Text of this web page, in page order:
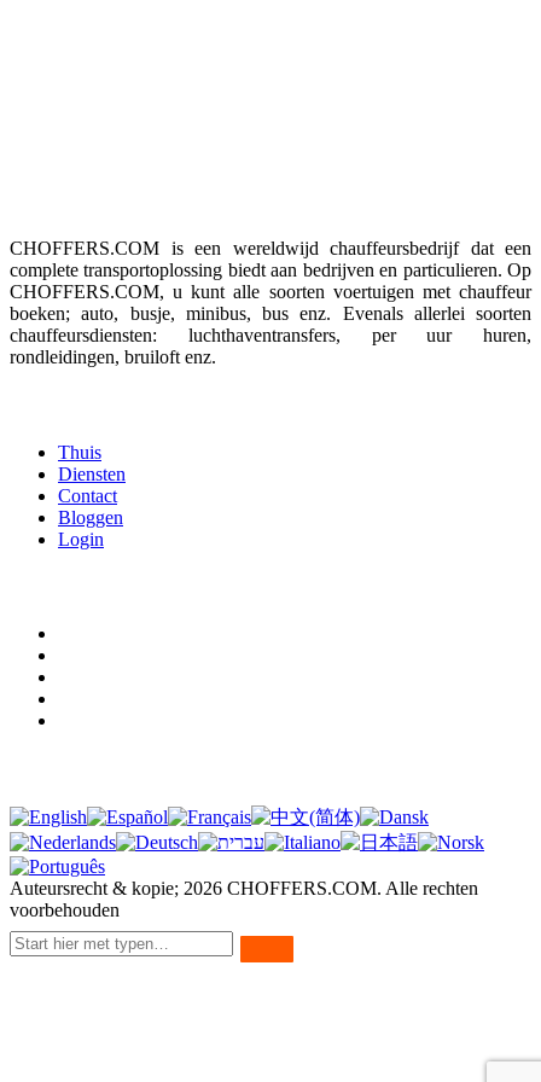
CHOFFERS.COM is een wereldwijd chauffeursbedrijf dat een
complete transportoplossing biedt aan bedrijven en particulieren. Op
CHOFFERS.COM, u kunt alle soorten voertuigen met chauffeur
boeken; auto, busje, minibus, bus enz. Evenals allerlei soorten
chauffeursdiensten: luchthaventransfers, per uur huren,
rondleidingen, bruiloft enz.
Thuis
Diensten
Contact
Bloggen
Login
Auteursrecht & kopie; 2026 CHOFFERS.COM. Alle rechten
voorbehouden